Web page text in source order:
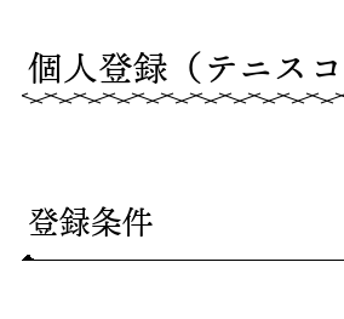
個人登録（テニスコ
登録条件